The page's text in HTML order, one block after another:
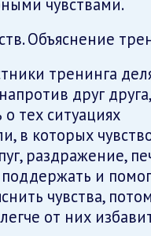
чувствами.
Объяснение
тренинга
друг друга,
о тех ситуациях
в которых
раздражение,
и
чувства,
от них